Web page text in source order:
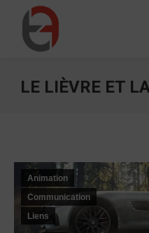
LE LIÈVRE ET
Animation
Communication
Liens